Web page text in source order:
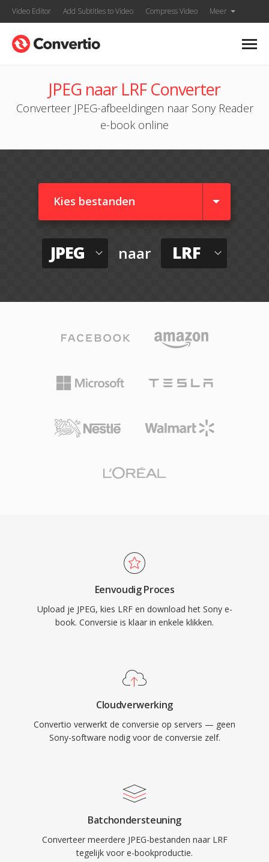
Video Editor Add Subtitles to Video Compress Video Meer
JPEG naar LRF Converter
Converteer JPEG-afbeeldingen naar Sony Reader
e-book online
Kies bestanden
JPEG naar LRF
Eenvoudig Proces
Upload je JPEG, kies LRF en download het Sony e-
book. Conversie is klaar in enkele klikken.
Cloudverwerking
Convertio verwerkt de conversie op servers — geen
Sony-software nodig voor de conversie zelf.
Batchondersteuning
Converteer meerdere JPEG-bestanden naar LRF
tegelijk voor e-bookproductie.